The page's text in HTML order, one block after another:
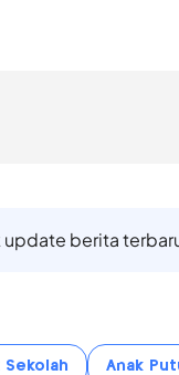
berita
Sekolah Anak